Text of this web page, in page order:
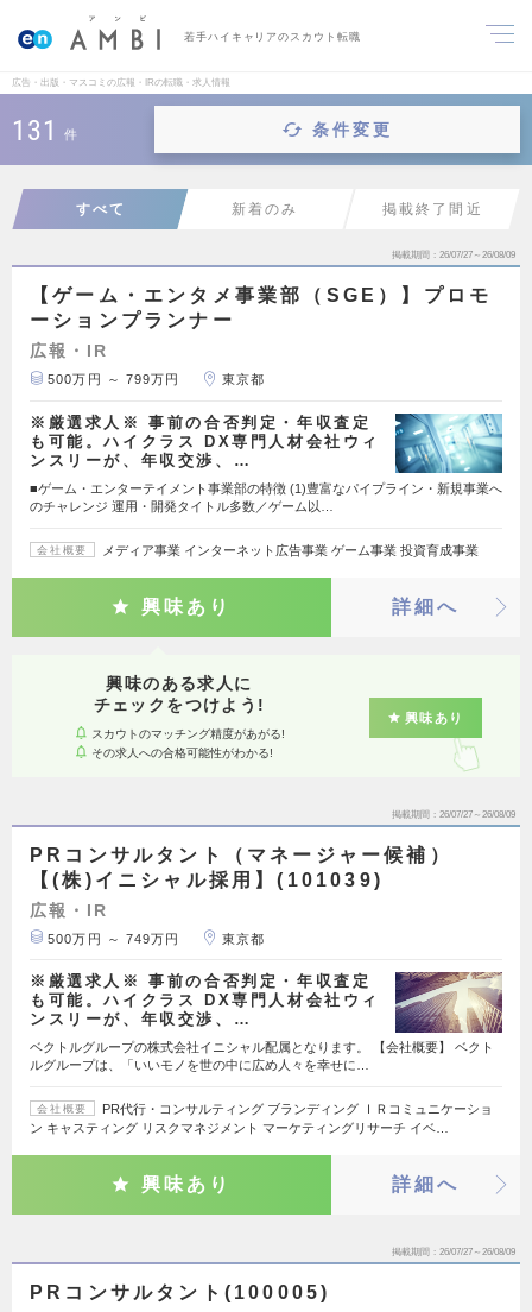
若手ハイキャリアのスカウト転職
広告・出版・マスコミの広報・IRの転職・求人情報
131 件 条件変更
すべて 新着のみ 掲載終了間近
掲載期間 26/07/27～26/08/09
【ゲーム・エンタメ事業部（SGE）】プロモ
ーションプランナー
広報・IR
500万円 ～ 799万円 東京都
※厳選求人※ 事前の合否判定・年収査定
も可能。ハイクラス DX専門人材会社ウィ
ンスリーが、年収交渉、…
■ゲーム・エンターテイメント事業部の特徴 (1)豊富なパイプライン・新規事業へ
のチャレンジ 運用・開発タイトル多数／ゲーム以…
会社概要 メディア事業 インターネット広告事業 ゲーム事業 投資育成事業
興味あり 詳細へ
興味のある求人に
チェックをつけよう!
スカウトのマッチング精度があがる!
その求人への合格可能性がわかる!
興味あり
掲載期間 26/07/27～26/08/09
PRコンサルタント（マネージャー候補）
【(株)イニシャル採用】(101039)
広報・IR
500万円 ～ 749万円 東京都
※厳選求人※ 事前の合否判定・年収査定
も可能。ハイクラス DX専門人材会社ウィ
ンスリーが、年収交渉、…
ベクトルグループの株式会社イニシャル配属となります。 【会社概要】 ベクト
ルグループは、「いいモノを世の中に広め人々を幸せに…
会社概要
PR代行・コンサルティング ブランディング ＩＲコミュニケーショ
ン キャスティング リスクマネジメント マーケティングリサーチ イベ…
興味あり 詳細へ
掲載期間 26/07/27～26/08/09
PRコンサルタント(100005)